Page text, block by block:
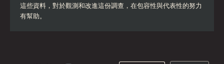
這些資料，對於觀測和改進這份調查，在包容性與代表性的努力
有幫助。